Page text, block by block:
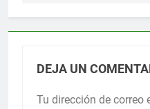
DEJA UN
Tu dirección de correo